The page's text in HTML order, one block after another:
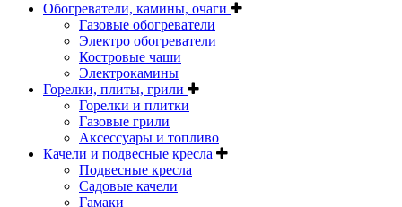
Обогреватели, камины, очаги
Газовые обогреватели
Электро обогреватели
Костровые чаши
Электрокамины
Горелки, плиты, грили
Горелки и плитки
Газовые грили
Аксессуары и топливо
Качели и подвесные кресла
Подвесные кресла
Садовые качели
Гамаки